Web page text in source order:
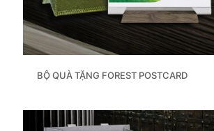
BỘ QUÀ TẶNG FOREST POSTCARD